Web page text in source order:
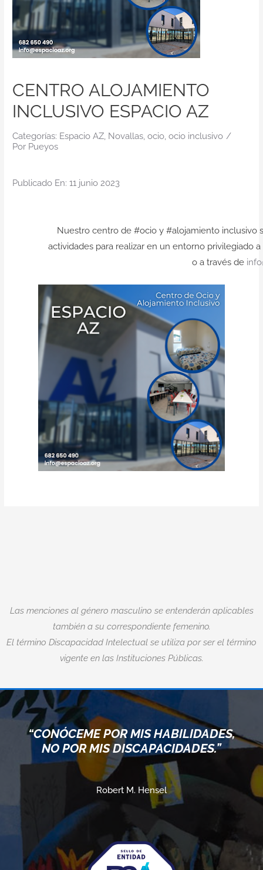
Contacto
CENTRO ALOJAMIENTO
INCLUSIVO ESPACIO AZ
Categorías: Espacio AZ, Novallas, ocio, ocio inclusivo /
Por Pueyos
Publicado En: 11 junio 2023
Nuestro centro de #ocio y #alojamiento inclusivo
actividades para realizar en un entorno privilegiado
o a través de
Las menciones al género masculino se entenderán aplicables
también a su correspondiente femenino.
El término Discapacidad Intelectual se utiliza por ser el término
vigente en las Instituciones Públicas.
“CONÓCEME POR MIS HABILIDADES,
NO POR MIS DISCAPACIDADES.”
Robert M. Hensel